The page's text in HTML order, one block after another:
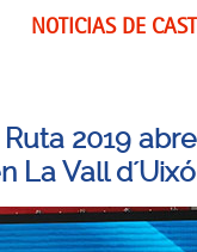
NOTICIAS DE
2019
La Vall d´Uixó